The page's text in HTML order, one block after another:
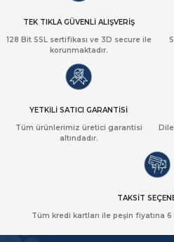
TEK TIKLA GÜVENLİ ALIŞVERİŞ
128 Bit SSL sertifikası ve 3D secure ile
korunmaktadır.
YETKİLİ SATICI GARANTİSİ
Tüm ürünlerimiz üretici garantisi
altındadır.
TAKSİT
Tüm kredi kartları ile peşin fiyatına